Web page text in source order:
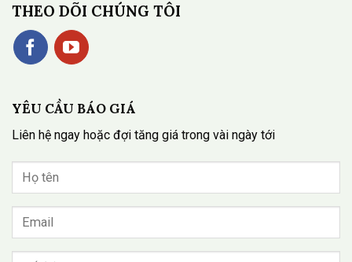
THEO DÕI CHÚNG TÔI
YÊU CẦU BÁO GIÁ
Liên hệ ngay hoặc đợi tăng giá trong vài ngày tới